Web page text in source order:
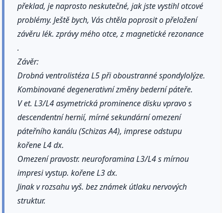
překlad, je naprosto neskutečné, jak jste vystihl otcové
problémy. Ještě bych, Vás chtěla poprosit o přeložení
závěru lék. zprávy mého otce, z magnetické rezonance
.
Závěr:
Drobná ventrolistéza L5 při oboustranné spondylolýze.
Kombinované degenerativní změny bederní páteře.
V et. L3/L4 asymetrická prominence disku vpravo s
descendentní hernií, mírné sekundární omezení
páteřního kanálu (Schizas A4), imprese odstupu
kořene L4 dx.
Omezení pravostr. neuroforamina L3/L4 s mírnou
impresi vystup. kořene L3 dx.
Jinak v rozsahu vyš. bez známek útlaku nervových
struktur.